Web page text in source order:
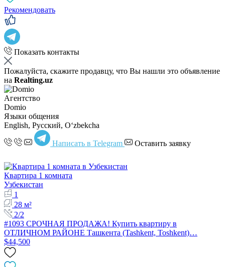
Рекомендовать
Показать контакты
Пожалуйста, скажите продавцу, что Вы нашли это объявление
на Realting.uz
Агентство
Domio
Языки общения
English, Русский, Oʻzbekcha
Написать в Telegram Оставить заявку
Квартира 1 комната
Узбекистан
1
28 м²
2/2
#1093 СРОЧНАЯ ПРОДАЖА! Купить квартиру в
ОТЛИЧНОМ РАЙОНЕ Ташкента (Tashkent, Toshkent)…
$44,500